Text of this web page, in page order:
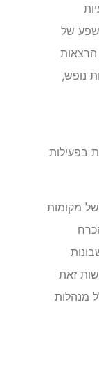
שפע של
הרצאות
נופש,
בפעילות
מקומות
זאת
מנהלות